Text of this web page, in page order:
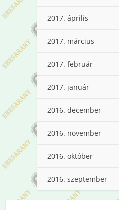
2017. április
2017. március
2017. február
2017. január
2016. december
2016. november
2016. október
2016. szeptember